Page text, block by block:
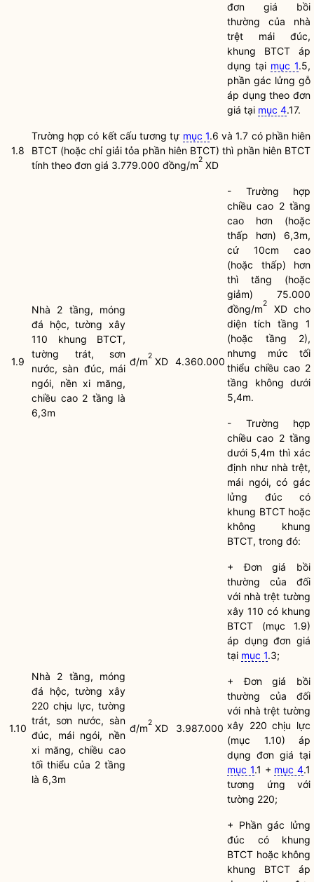
đơn giá bồi
thường của nhà
trệt mái đúc,
khung BTCT áp
dụng tại mục 1.5,
phần gác lửng gỗ
áp dụng theo đơn
giá tại mục 4.17.
1.8
Trường hợp có kết cấu tương tự mục 1.6 và 1.7 có phần hiên
BTCT (hoặc chỉ giải tỏa phần hiên BTCT) thì phần hiên BTCT
tính theo đơn giá 3.779.000 đồng/m2 XD
1.9
Nhà 2 tầng, móng
đá hộc, tường xây
110 khung BTCT,
tường trát, sơn
nước, sàn đúc, mái
ngói, nền xi măng,
chiều cao 2 tầng là
6,3m
đ/m2 XD 4.360.000
- Trường hợp
chiều cao 2 tầng
cao hơn (hoặc
thấp hơn) 6,3m,
cứ 10cm cao
(hoặc thấp) hơn
thì tăng (hoặc
giảm) 75.000
đồng/m2
XD cho
diện tích tầng 1
(hoặc tầng 2),
nhưng mức tối
thiểu chiều cao 2
tầng không dưới
5,4m.
- Trường hợp
chiều cao 2 tầng
dưới 5,4m thì xác
định như nhà trệt,
mái ngói, có gác
lửng đúc có
khung BTCT hoặc
không khung
BTCT, trong đó:
+ Đơn giá bồi
thường của đối
với nhà trệt tường
xây 110 có khung
BTCT (mục 1.9)
áp dụng đơn giá
tại mục 1.3;
+ Đơn giá bồi
thường của đối
với nhà trệt tường
xây 220 chịu lực
(mục 1.10) áp
dụng đơn giá tại
mục 1.1 + mục 4.1
tương ứng với
tường 220;
+ Phần gác lửng
đúc có khung
BTCT hoặc không
khung BTCT áp
1.10
Nhà 2 tầng, móng
đá hộc, tường xây
220 chịu lực, tường
trát, sơn nước, sàn
đúc, mái ngói, nền
xi măng, chiều cao
tối thiểu của 2 tầng
là 6,3m
đ/m2 XD 3.987.000